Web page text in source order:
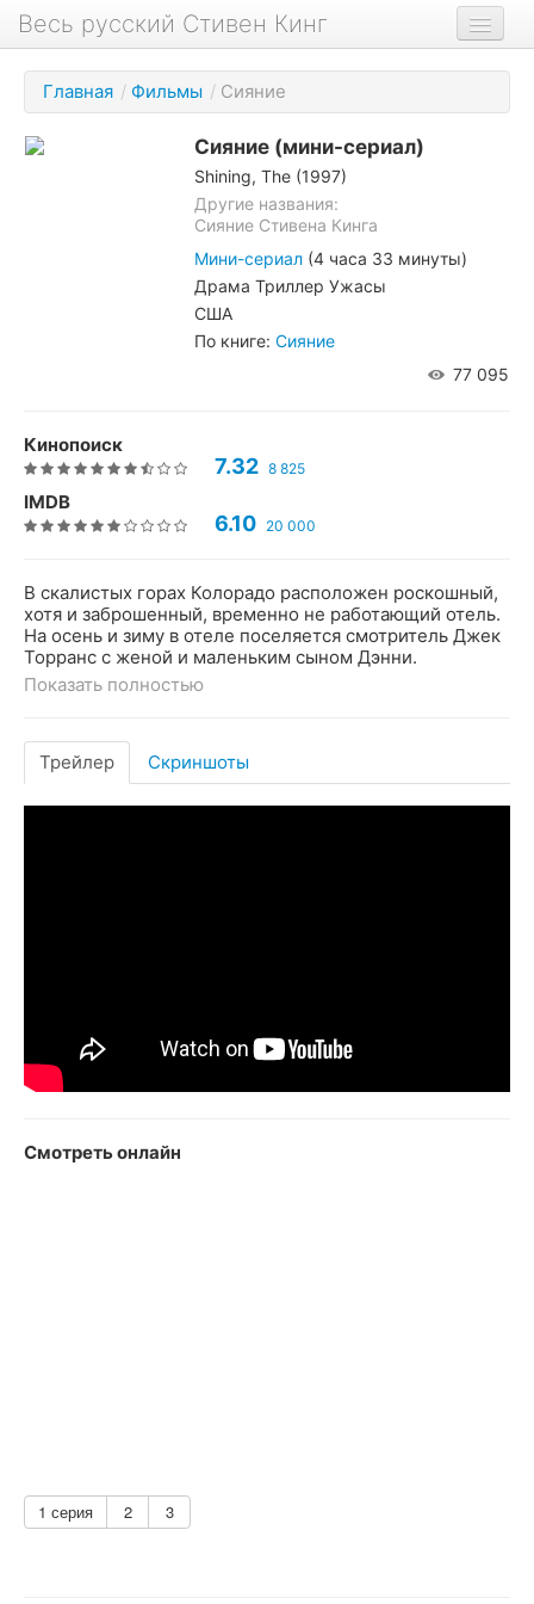
Весь русский Стивен Кинг
Книги
Фильмы
Аудиокниги
Главная / Фильмы / Сияние
Сияние (мини-сериал)
Shining, The (1997)
Другие названия:
Сияние Стивена Кинга
Мини-сериал (4 часа 33 минуты)
Драма Триллер Ужасы
США
По книге: Сияние
77 095
Кинопоиск
7.32 8 825
IMDB
6.10 20 000
В скалистых горах Колорадо расположен роскошный,
хотя и заброшенный, временно не работающий отель.
На осень и зиму в отеле поселяется смотритель Джек
Торранс с женой и маленьким сыном Дэнни.
Показать полностью
Трейлер Скриншоты
Смотреть онлайн
1 серия 2 3